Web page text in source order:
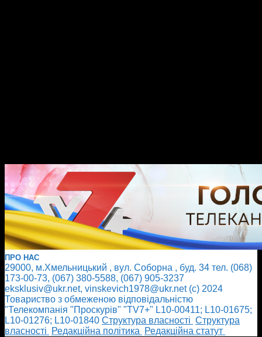
ПРО НАС
29000, м.Хмельницький , вул. Соборна , буд. 34 тел. (068)
173-00-73, (067) 380-5588, (067) 905-3237
eksklusiv@ukr.net, vinskevich1978@ukr.net (с) 2024
Товариство з обмеженою відповідальністю
"Телекомпанія "Проскурів" "TV7+" L10-00411; L10-01675;
L10-01276; L10-01840 Cтруктура власності Cтруктура
власності
Редакційна політика
Редакційна статут